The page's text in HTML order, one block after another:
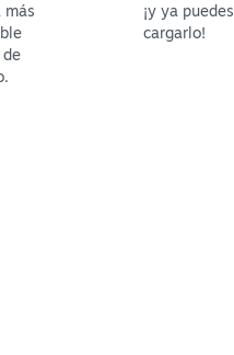
más
de
¡y ya puedes
cargarlo!